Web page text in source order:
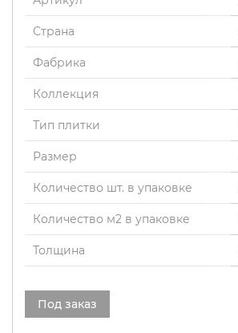
Страна
Фабрика
Коллекция
Тип плитки
Размер
Количество шт. в упаковке
Количество м2 в упаковке
Толщина
Под заказ